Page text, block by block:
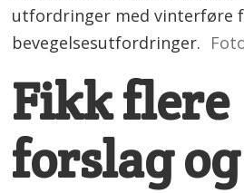
utfordringer med vinterføre
bevegelsesutfordringer.
Fikk flere
forslag